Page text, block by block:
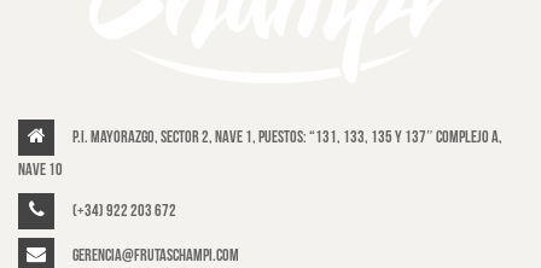
P.I. Mayorazgo, Sector 2, Nave 1, puestos: “131, 133, 135 y 137″ Complejo A,
Nave 10
(+34) 922 203 672
gerencia@frutaschampi.com